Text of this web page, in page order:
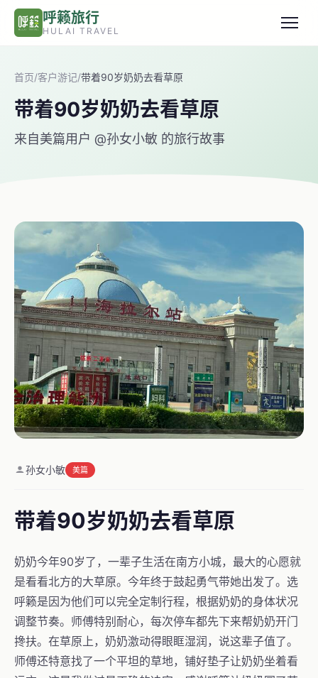
跳转到主要内容
呼籁旅行
HULAI TRAVEL
首页/客户游记/带着90岁奶奶去看草原
带着90岁奶奶去看草原
来自美篇用户 @孙女小敏 的旅行故事
孙女小敏 美篇
带着90岁奶奶去看草原
奶奶今年90岁了，一辈子生活在南方小城，最大的心愿就
是看看北方的大草原。今年终于鼓起勇气带她出发了。选
呼籁是因为他们可以完全定制行程，根据奶奶的身体状况
调整节奏。师傅特别耐心，每次停车都先下来帮奶奶开门
搀扶。在草原上，奶奶激动得眼眶湿润，说这辈子值了。
师傅还特意找了一个平坦的草地，铺好垫子让奶奶坐着看